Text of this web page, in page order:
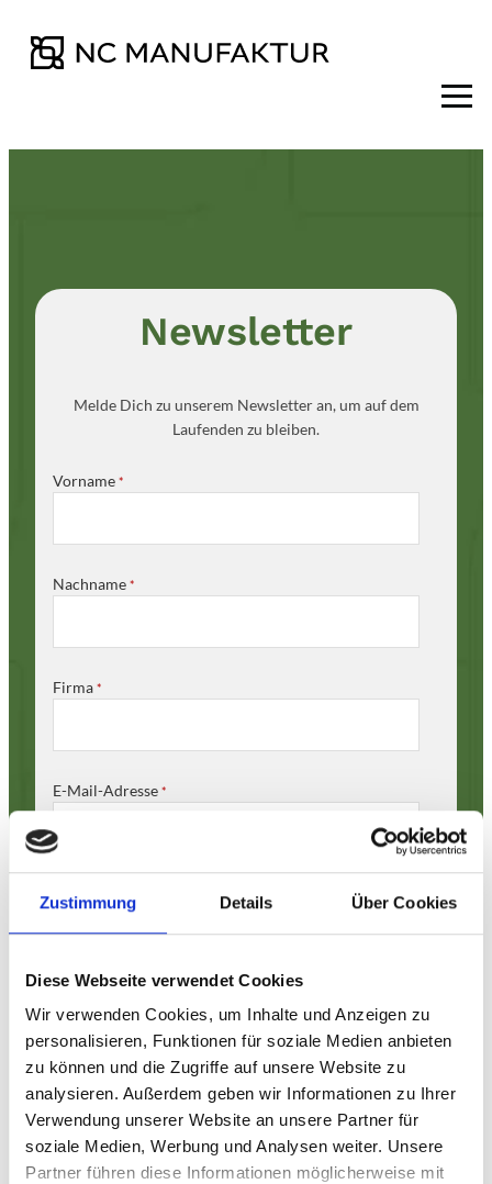
Zustimmung Details Über Cookies
Diese Webseite verwendet Cookies
Wir verwenden Cookies, um Inhalte und Anzeigen zu
personalisieren, Funktionen für soziale Medien anbieten
zu können und die Zugriffe auf unsere Website zu
analysieren. Außerdem geben wir Informationen zu Ihrer
Verwendung unserer Website an unsere Partner für
soziale Medien, Werbung und Analysen weiter. Unsere
Partner führen diese Informationen möglicherweise mit
Inhalt
Newsletter
Melde Dich zu unserem Newsletter an, um auf dem
Laufenden zu bleiben.
Vorname *
Nachname *
Firma *
E-Mail-Adresse *
*Erforderliche Felder
Hinweis: Deine Privatsphäre ist uns wichtig; wir garantieren,
dass Deine Daten absolut vertraulich behandelt werden.